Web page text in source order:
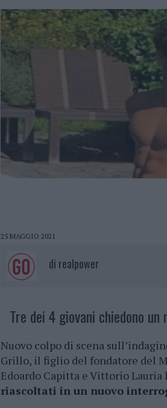
25 MAGGIO 2021
di realpower
Tre dei 4 giovani chiedono
Nuovo colpo di scena
Grillo, il figlio del fondatore del
Edoardo Capitta e Vittorio
riascoltati in un nuovo